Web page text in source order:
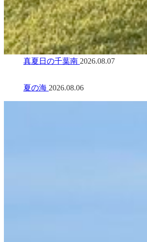
真夏日の千葉南 2026.08.07
夏の海 2026.08.06